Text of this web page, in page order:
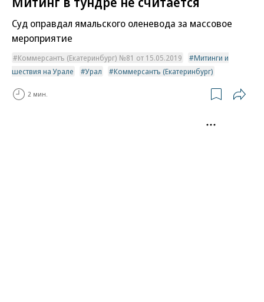
Суд оправдал ямальского оленевода за массовое
мероприятие
Коммерсантъ (Екатеринбург) №81 от 15.05.2019
Митинги и
шествия на Урале
Урал Коммерсантъ (Екатеринбург)
2 мин.